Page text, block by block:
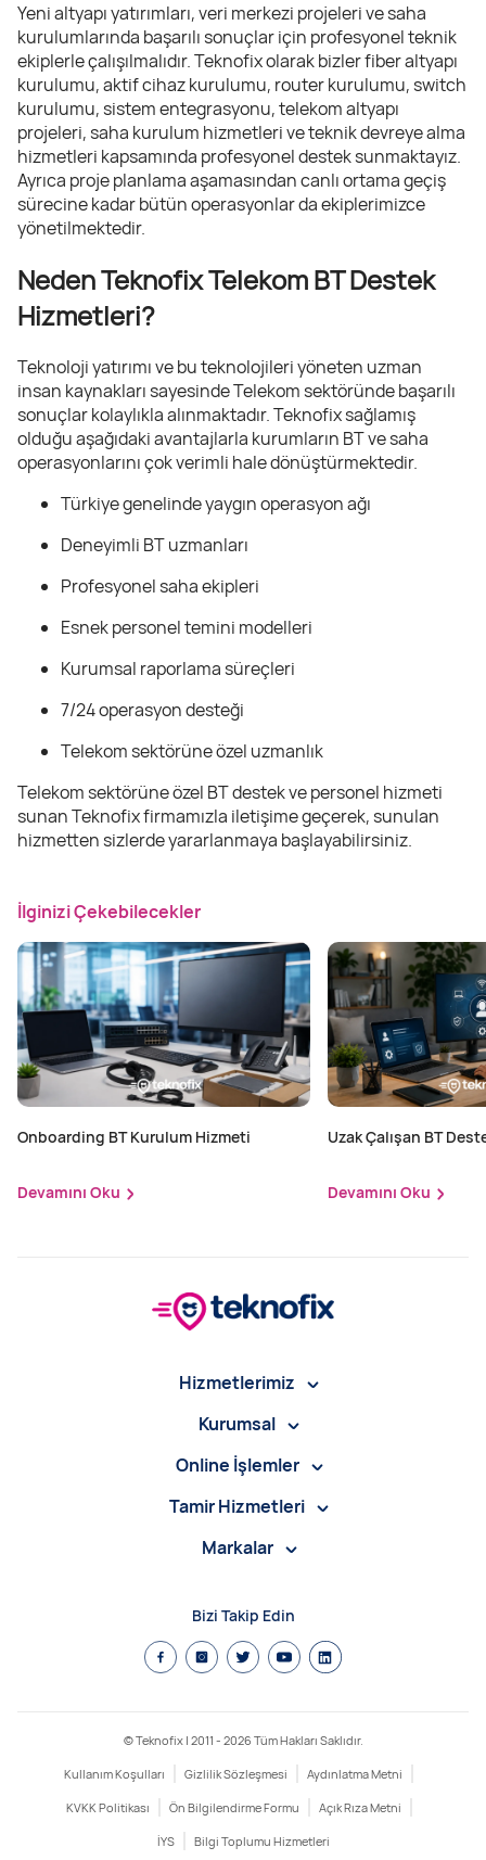
Yeni altyapı yatırımları, veri merkezi projeleri ve saha
kurulumlarında başarılı sonuçlar için profesyonel teknik
ekiplerle çalışılmalıdır. Teknofix olarak bizler fiber altyapı
kurulumu, aktif cihaz kurulumu, router kurulumu, switch
kurulumu, sistem entegrasyonu, telekom altyapı
projeleri, saha kurulum hizmetleri ve teknik devreye alma
hizmetleri kapsamında profesyonel destek sunmaktayız.
Ayrıca proje planlama aşamasından canlı ortama geçiş
sürecine kadar bütün operasyonlar da ekiplerimizce
yönetilmektedir.
Neden Teknofix Telekom BT Destek
Hizmetleri?
Teknoloji yatırımı ve bu teknolojileri yöneten uzman
insan kaynakları sayesinde Telekom sektöründe başarılı
sonuçlar kolaylıkla alınmaktadır. Teknofix sağlamış
olduğu aşağıdaki avantajlarla kurumların BT ve saha
operasyonlarını çok verimli hale dönüştürmektedir.
Türkiye genelinde yaygın operasyon ağı
Deneyimli BT uzmanları
Profesyonel saha ekipleri
Esnek personel temini modelleri
Kurumsal raporlama süreçleri
7/24 operasyon desteği
Telekom sektörüne özel uzmanlık
Telekom sektörüne özel BT destek ve personel hizmeti
sunan Teknofix firmamızla iletişime geçerek, sunulan
hizmetten sizlerde yararlanmaya başlayabilirsiniz.
İlginizi Çekebilecekler
Onboarding BT Kurulum Hizmeti
Devamını Oku
Uzak Çalışan BT
Devamını Oku
Hizmetlerimiz
Kurumsal
Online İşlemler
Tamir Hizmetleri
Markalar
Bizi Takip Edin
© Teknofix | 2011 - 2026 Tüm Hakları Saklıdır.
Kullanım Koşulları Gizlilik Sözleşmesi Aydınlatma Metni
KVKK Politikası Ön Bilgilendirme Formu Açık Rıza Metni
İYS Bilgi Toplumu Hizmetleri